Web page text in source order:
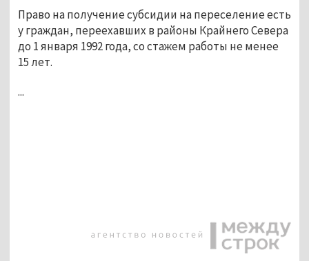
Право на получение субсидии на переселение есть
у граждан, переехавших в районы Крайнего Севера
до 1 января 1992 года, со стажем работы не менее
15 лет.
...